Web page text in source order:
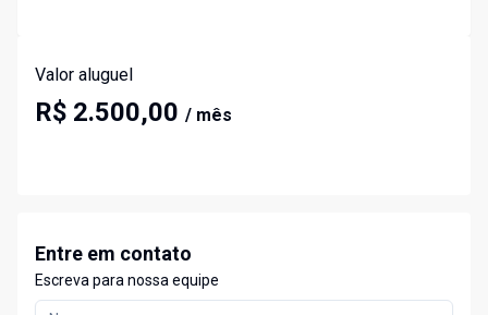
Valor aluguel
R$ 2.500,00 / mês
Entre em contato
Escreva para nossa equipe